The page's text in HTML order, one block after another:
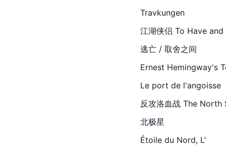
Travkungen
江湖侠侣 To Have
逃亡 / 取舍之间
Ernest Hemingway's
Le port de l'angoisse
反攻洛血战 The North
北极星
Étoile du Nord, L'